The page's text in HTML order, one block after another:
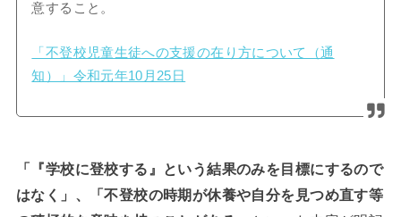
意すること。
「不登校児童生徒への支援の在り方について（通
知）」令和元年10月25日
「『学校に登校する』という結果のみを目標にするので
はなく」、「不登校の時期が休養や自分を見つめ直す等